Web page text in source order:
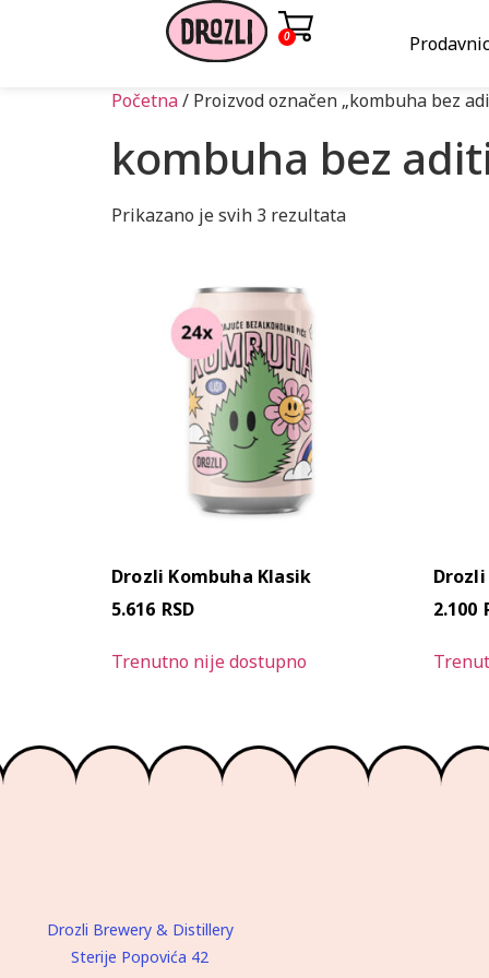
0
Početna/ Proizvod označen „kombuha bez
kombuha bez
Prikazano je svih 3 rezultata
Drozli Kombuha Klasik
5.616 RSD
Trenutno nije dostupno
2.100
Drozli Brewery & Distillery
Sterije Popovića 42